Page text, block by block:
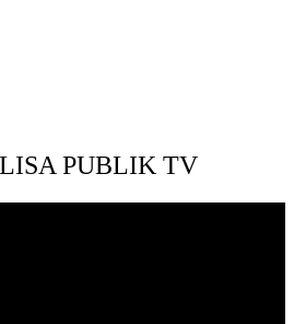
PUBLIK TV